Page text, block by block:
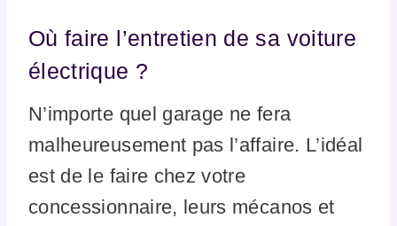
Où faire l’entretien de sa voiture
électrique ?
N’importe quel garage ne fera
malheureusement pas l’affaire. L’idéal
est de le faire chez votre
concessionnaire, leurs mécanos et